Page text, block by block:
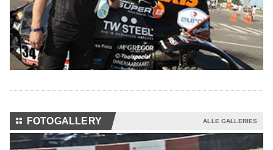
⚏ FOTOGALLERY ALLE GALLERIES